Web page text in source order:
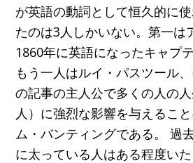
が英語の動詞として恒久的に
たのは3人しかいない。第一は
1860年に英語になったキャプ
もう一人はルイ・パスツール
の記事の主人公で多くの人の
人）に強烈な影響を与えるこ
ム・バンティングである。 過
に太っている人はある程度い